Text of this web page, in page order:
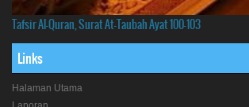
Tafsir Al-Quran, Surat At-Taubah Ayat 100-103
Links
Halaman Utama